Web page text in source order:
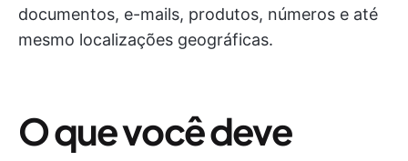
documentos, e-mails, produtos, números e até
mesmo localizações geográficas.
O que você deve